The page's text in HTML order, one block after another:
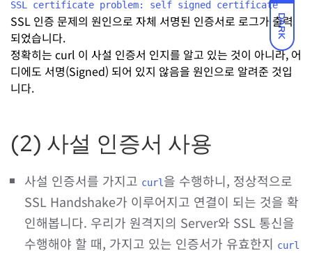
DARK
SSL certificate problem: self signed certificate
SSL 인증 문제의 원인으로 자체 서명된 인증서로 로그가 출력
되었습니다.
정확히는 curl 이 사설 인증서 인지를 알고 있는 것이 아니라, 어
디에도 서명(Signed) 되어 있지 않음을 원인으로 알려준 것입
니다.
(2) 사설 인증서 사용
사설 인증서를 가지고 curl 을 수행하니, 정상적으로
SSL Handshake가 이루어지고 연결이 되는 것을 확
인해봅니다. 우리가 원격지의 Server와 SSL 통신을
수행해야 할 때, 가지고 있는 인증서가 유효한지 curl